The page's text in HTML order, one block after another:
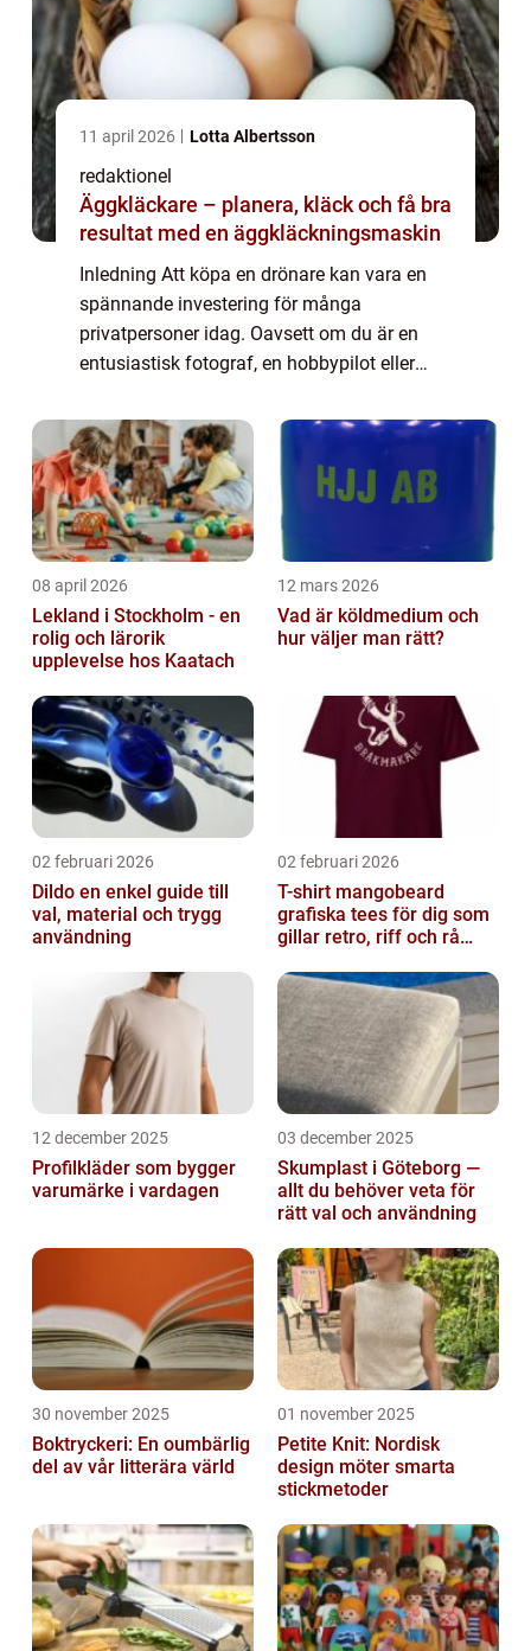
11 april 2026 Lotta Albertsson
redaktionel
Äggkläckare – planera, kläck och få bra
resultat med en äggkläckningsmaskin
Inledning Att köpa en drönare kan vara en
spännande investering för många
privatpersoner idag. Oavsett om du är en
entusiastisk fotograf, en hobbypilot eller
är det viktigt att göra en välgrundad
köpbeslut. ...
08 april 2026
Lekland i Stockholm - en
rolig och lärorik
upplevelse hos Kaatach
12 mars 2026
Vad är köldmedium och
hur väljer man rätt?
02 februari 2026
Dildo en enkel guide till
val, material och trygg
användning
02 februari 2026
T-shirt mangobeard
grafiska tees för dig som
gillar retro, riff och rå
12 december 2025
Profilkläder som bygger
varumärke i vardagen
03 december 2025
Skumplast i Göteborg —
allt du behöver veta för
rätt val och användning
30 november 2025
Boktryckeri: En oumbärlig
del av vår litterära värld
01 november 2025
Petite Knit: Nordisk
design möter smarta
stickmetoder